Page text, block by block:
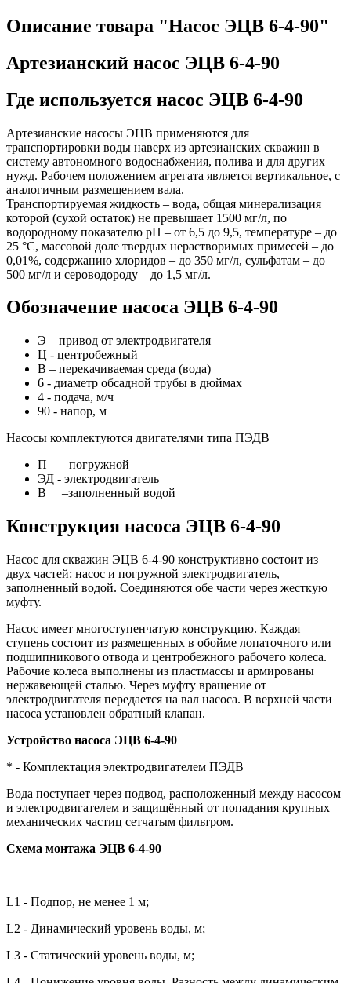
Описание товара "Насос ЭЦВ 6-4-90"
Артезианский насос ЭЦВ 6-4-90
Где используется насос ЭЦВ 6-4-90
Артезианские насосы ЭЦВ применяются для
транспортировки воды наверх из артезианских скважин в
систему автономного водоснабжения, полива и для других
нужд. Рабочем положением агрегата является вертикальное, с
аналогичным размещением вала.
Транспортируемая жидкость – вода, общая минерализация
которой (сухой остаток) не превышает 1500 мг/л, по
водородному показателю рН – от 6,5 до 9,5, температуре – до
25 °С, массовой доле твердых нерастворимых примесей – до
0,01%, содержанию хлоридов – до 350 мг/л, сульфатам – до
500 мг/л и сероводороду – до 1,5 мг/л.
Обозначение насоса ЭЦВ 6-4-90
Э – привод от электродвигателя
Ц - центробежный
В – перекачиваемая среда (вода)
6 - диаметр обсадной трубы в дюймах
4 - подача, м/ч
90 - напор, м
Насосы комплектуются двигателями типа ПЭДВ
П – погружной
ЭД - электродвигатель
В –заполненный водой
Конструкция насоса ЭЦВ 6-4-90
Насос для скважин ЭЦВ 6-4-90 конструктивно состоит из
двух частей: насос и погружной электродвигатель,
заполненный водой. Соединяются обе части через жесткую
муфту.
Насос имеет многоступенчатую конструкцию. Каждая
ступень состоит из размещенных в обойме лопаточного или
подшипникового отвода и центробежного рабочего колеса.
Рабочие колеса выполнены из пластмассы и армированы
нержавеющей сталью. Через муфту вращение от
электродвигателя передается на вал насоса. В верхней части
насоса установлен обратный клапан.
Устройство насоса ЭЦВ 6-4-90
* - Комплектация электродвигателем ПЭДВ
Вода поступает через подвод, расположенный между насосом
и электродвигателем и защищённый от попадания крупных
механических частиц сетчатым фильтром.
Схема монтажа ЭЦВ 6-4-90
L1 - Подпор, не менее 1 м;
L2 - Динамический уровень воды, м;
L3 - Статический уровень воды, м;